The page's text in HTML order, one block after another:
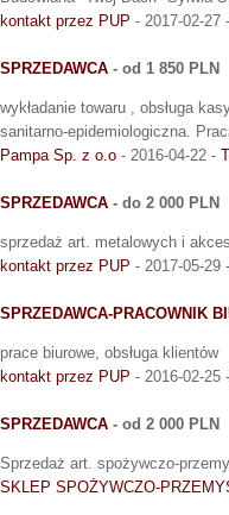
kontakt przez PUP - 2017-02-27 -
SPRZEDAWCA - od 1 850 PLN
wykładanie towaru , obsługa
sanitarno-epidemiologiczna.
Pampa Sp. z o.o - 2016-04-22 -
SPRZEDAWCA - do 2 000 PLN
sprzedaż art. metalowych i
kontakt przez PUP - 2017-05-29 -
SPRZEDAWCA-PRACOWNIK
prace biurowe, obsługa klientów
kontakt przez PUP - 2016-02-25 -
SPRZEDAWCA - od 2 000 PLN
Sprzedaż art. spożywczo-
SKLEP SPOŻYWCZO-